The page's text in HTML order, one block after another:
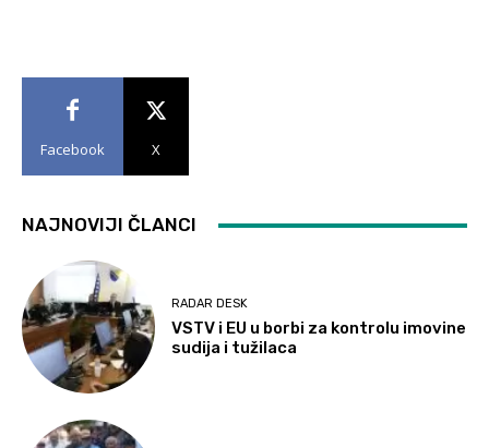
Facebook X
NAJNOVIJI ČLANCI
RADAR DESK
VSTV i EU u borbi za kontrolu imovine
sudija i tužilaca